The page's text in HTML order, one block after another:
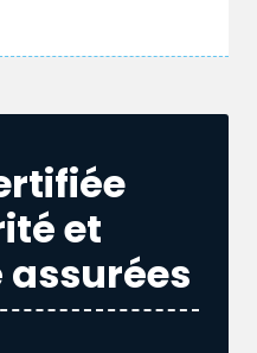
et